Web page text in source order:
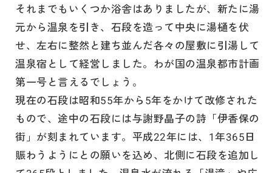
それまでもいくつか浴舎はありましたが、新たに湯
元から温泉を引き、石段を造って中央に湯樋を伏
せ、左右に整然と建ち並んだ各々の屋敷に引湯して
温泉宿として経営しました。わが国の温泉都市計画
第一号と言えるでしょう。
現在の石段は昭和55年から5年をかけて改修された
もので、途中の石段には与謝野晶子の詩「伊香保の
街」が刻まれています。平成22年には、1年365日
賑わうようにとの願いを込め、北側に石段を追加し